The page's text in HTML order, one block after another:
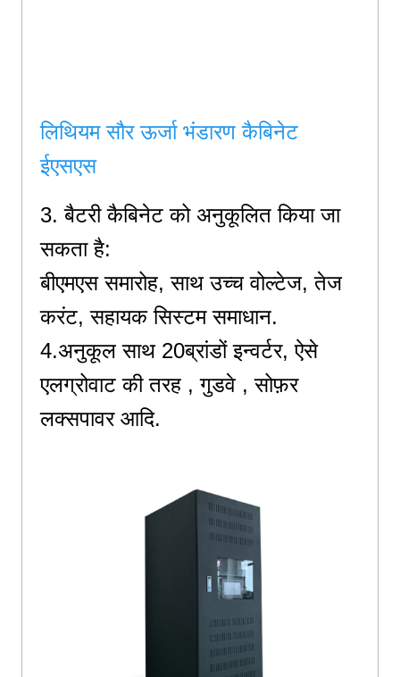
लिथियम सौर ऊर्जा भंडारण कैबिनेट
ईएसएस
3. बैटरी कैबिनेट को अनुकूलित किया जा
सकता है:
बीएमएस समारोह,साथ उच्च वोल्टेज,तेज
करंट,सहायक सिस्टम समाधान.
4.अनुकूलसाथ 20ब्रांडोंइन्वर्टर,ऐसे
एलग्रोवाट की तरह , गुडवे ,सोफ़र
लक्सपावर आदि.